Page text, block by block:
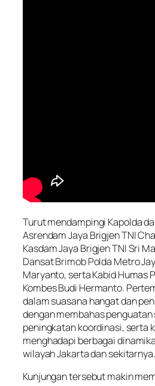
Turut mendampingi Kapolda
Asrendam Jaya Brigjen TNI
Kasdam Jaya Brigjen TNI Sri
Dansat Brimob Polda Metro
Maryanto, serta Kabid Humas
Kombes Budi Hermanto.
dalam suasana hangat dan
dengan membahas
peningkatan koordinasi, serta
menghadapi berbagai
wilayah Jakarta dan sekitarnya.
Kunjungan tersebut makin